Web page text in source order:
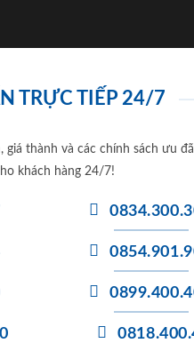
TRỰC TIẾP 24/7
giá thành và các chính sách ưu
khách hàng 24/7!